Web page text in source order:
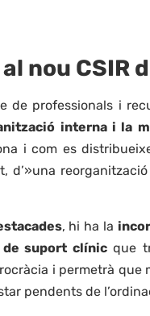
nou CSIR
de professionals i
interna i la
i com es
d’»una
, hi ha la
suport clínicque
i permetrà que
pendents de